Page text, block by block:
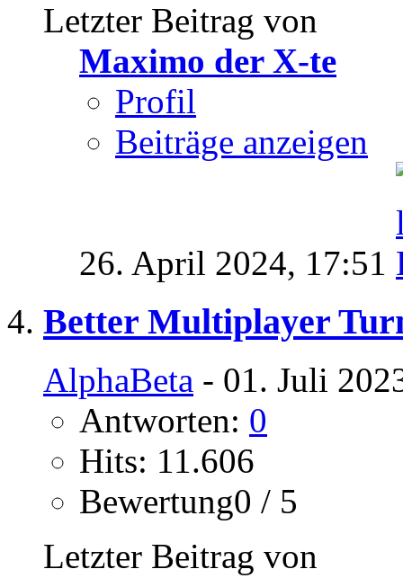
Letzter Beitrag von
Maximo der X-te
Profil
Beiträge anzeigen
26. April 2024, 17:51
Better Multiplayer
AlphaBeta - 01. Juli
Antworten: 0
Hits: 11.606
Bewertung0 / 5
Letzter Beitrag von